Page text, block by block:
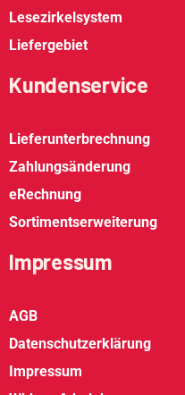
Lesezirkelsystem
Liefergebiet
Kundenservice
Lieferunterbrechnung
Zahlungsänderung
eRechnung
Sortimentserweiterung
Impressum
AGB
Datenschutzerklärung
Impressum